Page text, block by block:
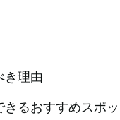
き理由
るおすすめスポ